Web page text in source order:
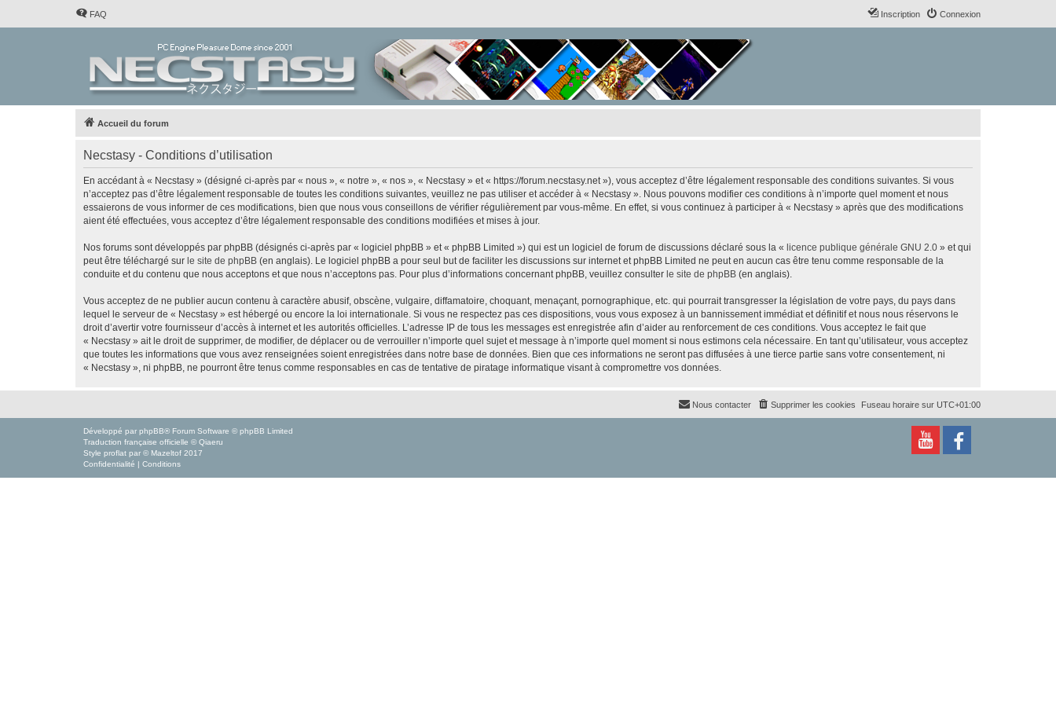
FAQ Connexion
Inscription
Accueil du forum
Necstasy - Conditions d’utilisation
En accédant à « Necstasy » (désigné ci-après par « nous », « notre », « nos », « Necstasy » et « https://forum.necstasy.net »), vous acceptez d’être légalement responsable des conditions suivantes. Si vous
n’acceptez pas d’être légalement responsable de toutes les conditions suivantes, veuillez ne pas utiliser et accéder à « Necstasy ». Nous pouvons modifier ces conditions à n’importe quel moment et nous
essaierons de vous informer de ces modifications, bien que nous vous conseillons de vérifier régulièrement par vous-même. En effet, si vous continuez à participer à « Necstasy » après que des modifications
aient été effectuées, vous acceptez d’être légalement responsable des conditions modifiées et mises à jour.
Nos forums sont développés par phpBB (désignés ci-après par « logiciel phpBB » et « phpBB Limited ») qui est un logiciel de forum de discussions déclaré sous la « licence publique générale GNU 2.0 » et qui
peut être téléchargé sur le site de phpBB (en anglais). Le logiciel phpBB a pour seul but de faciliter les discussions sur internet et phpBB Limited ne peut en aucun cas être tenu comme responsable de la
conduite et du contenu que nous acceptons et que nous n’acceptons pas. Pour plus d’informations concernant phpBB, veuillez consulter le site de phpBB (en anglais).
Vous acceptez de ne publier aucun contenu à caractère abusif, obscène, vulgaire, diffamatoire, choquant, menaçant, pornographique, etc. qui pourrait transgresser la législation de votre pays, du pays dans
lequel le serveur de « Necstasy » est hébergé ou encore la loi internationale. Si vous ne respectez pas ces dispositions, vous vous exposez à un bannissement immédiat et définitif et nous nous réservons le
droit d’avertir votre fournisseur d’accès à internet et les autorités officielles. L’adresse IP de tous les messages est enregistrée afin d’aider au renforcement de ces conditions. Vous acceptez le fait que
« Necstasy » ait le droit de supprimer, de modifier, de déplacer ou de verrouiller n’importe quel sujet et message à n’importe quel moment si nous estimons cela nécessaire. En tant qu’utilisateur, vous acceptez
que toutes les informations que vous avez renseignées soient enregistrées dans notre base de données. Bien que ces informations ne seront pas diffusées à une tierce partie sans votre consentement, ni
« Necstasy », ni phpBB, ne pourront être tenus comme responsables en cas de tentative de piratage informatique visant à compromettre vos données.
Fuseau horaire sur UTC+01:00
Supprimer les cookies
Nous contacter
Développé par phpBB® Forum Software © phpBB Limited
Traduction française officielle © Qiaeru
Style proflat par © Mazeltof 2017
Confidentialité | Conditions